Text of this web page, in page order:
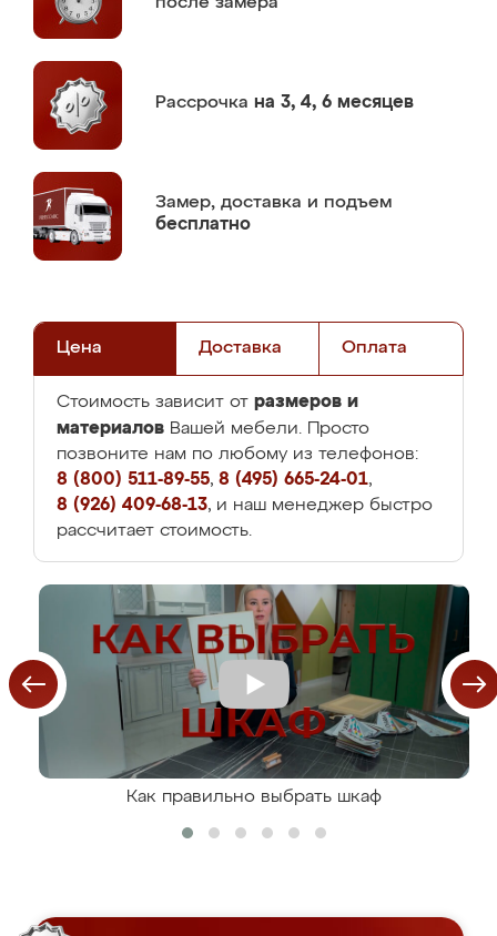
Рассрочка на 3, 4, 6 месяцев
Замер, доставка и подъем
бесплатно
Цена Доставка Оплата
Стоимость зависит от размеров и
материалов Вашей мебели. Просто
позвоните нам по любому из телефонов:
8 (800) 511-89-55, 8 (495) 665-24-01,
8 (926) 409-68-13, и наш менеджер быстро
рассчитает стоимость.
Как правильно выбрать шкаф